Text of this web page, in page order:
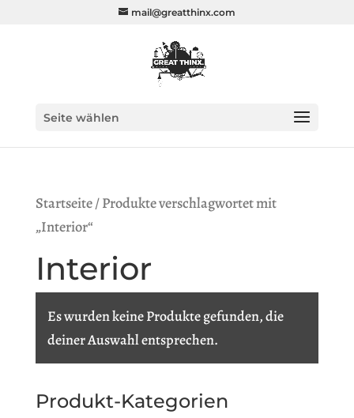
mail@greatthinx.com
Seite wählen
Startseite/ Produkte verschlagwortet mit
„Interior“
Interior
Es wurden keine Produkte gefunden, die
deiner Auswahl entsprechen.
Produkt-Kategorien